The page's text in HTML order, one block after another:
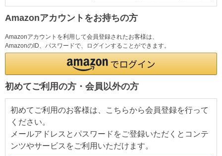
Amazonアカウントをお持ちの方
Amazonアカウントを利用して会員登録されたお客様は、
AmazonのID、パスワードで、ログインすることができます。
初めてご利用の方・会員以外の方
初めてご利用のお客様は、こちらから会員登録を行って
ください。
メールアドレスとパスワードをご登録いただくとコンテ
ンツやサービスをご利用いただけます。